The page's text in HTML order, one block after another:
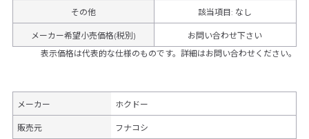
その他 該当項目: なし
メーカー希望小売価格(税別)
お問い合わせ下さい
表示価格は代表的な仕様のものです。詳細はお問い合わせください。
メーカー ホクドー
販売元 フナコシ